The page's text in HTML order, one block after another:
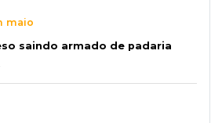
maio
saindo armado de padaria